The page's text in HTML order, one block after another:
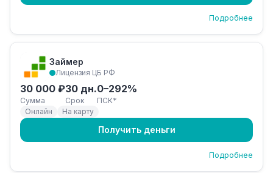
Подробнее
Займер
Лицензия ЦБ РФ
30 000 ₽
Сумма
30 дн.
Срок
0–292%
ПСК*
Онлайн
На карту
Получить деньги
Подробнее